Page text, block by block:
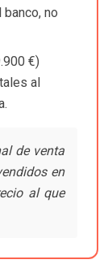
no
€)
al
de venta
en
al que